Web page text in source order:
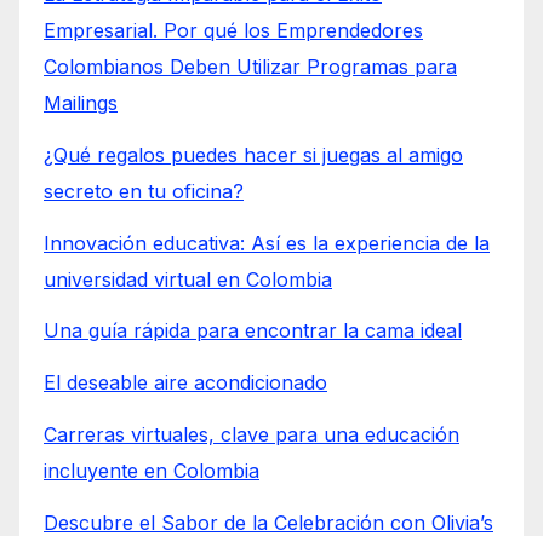
Empresarial. Por qué los Emprendedores
Colombianos Deben Utilizar Programas para
Mailings
¿Qué regalos puedes hacer si juegas al amigo
secreto en tu oficina?
Innovación educativa: Así es la experiencia de la
universidad virtual en Colombia
Una guía rápida para encontrar la cama ideal
El deseable aire acondicionado
Carreras virtuales, clave para una educación
incluyente en Colombia
Descubre el Sabor de la Celebración con Olivia’s